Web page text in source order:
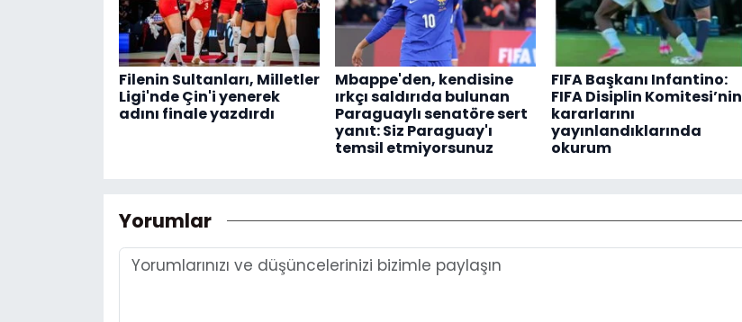
Filenin Sultanları, Milletler
Ligi'nde Çin'i yenerek
adını finale yazdırdı
Mbappe'den, kendisine
ırkçı saldırıda bulunan
Paraguaylı senatöre sert
yanıt: Siz Paraguay'ı
temsil etmiyorsunuz
FIFA Başkanı Infantino:
FIFA Disiplin Komitesi’nin
kararlarını
yayınlandıklarında
okurum
Yorumlar